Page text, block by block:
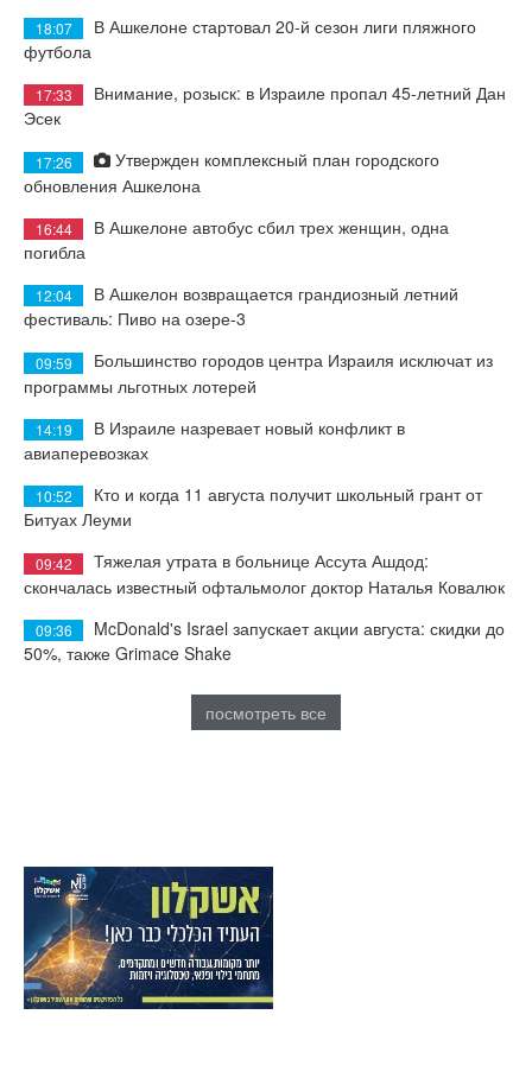
18:07
В Ашкелоне стартовал 20-й сезон лиги пляжного
футбола
17:33
Внимание, розыск: в Израиле пропал 45-летний Дан
Эсек
17:26
Утвержден комплексный план городского
обновления Ашкелона
16:44
В Ашкелоне автобус сбил трех женщин, одна
погибла
12:04
В Ашкелон возвращается грандиозный летний
фестиваль: Пиво на озере-3
09:59
Большинство городов центра Израиля исключат из
программы льготных лотерей
14:19
В Израиле назревает новый конфликт в
авиаперевозках
10:52
Кто и когда 11 августа получит школьный грант от
Битуах Леуми
09:42
Тяжелая утрата в больнице Ассута Ашдод:
скончалась известный офтальмолог доктор Наталья Ковалюк
09:36
McDonald's Israel запускает акции августа: скидки до
50%, также Grimace Shake
посмотреть все